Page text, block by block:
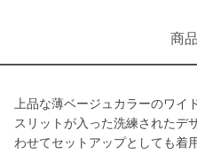
商
上品な薄ベージュカラーのワイ
スリットが入った洗練されたデ
わせてセットアップとしても着